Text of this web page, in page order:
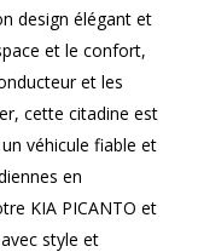
design élégant et
et le confort,
et les
cette citadine est
véhicule fiable et
en
KIA PICANTO et
style et